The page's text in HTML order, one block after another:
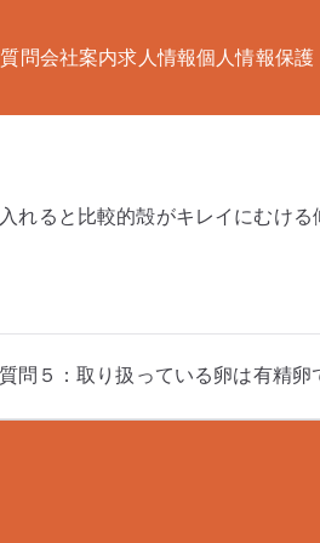
問会社案内求人情報個人情報保護
ると比較的殻がキレイにむける
質問５：取り扱っている卵は有精卵